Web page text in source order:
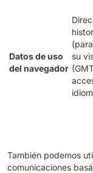
Datos de uso
del navegador
su
También podemos
comunicaciones